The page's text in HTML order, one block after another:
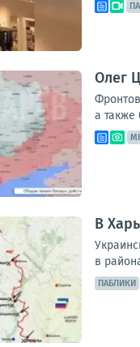
Олег
а также
В
в
ПАБЛИКИ